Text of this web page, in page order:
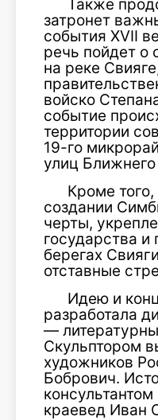
Также
затронет
события XVII
речь пойдет о
на реке
войско
событие
территории
19-го
улиц
Кроме
создании
черты,
государства и
берегах
отставные
Идею и
разработала
—
Скульптором
художников
Бобрович.
краевед Иван